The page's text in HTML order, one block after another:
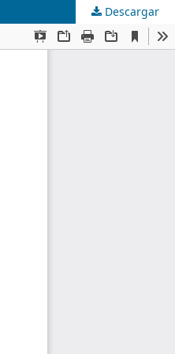
Descargar